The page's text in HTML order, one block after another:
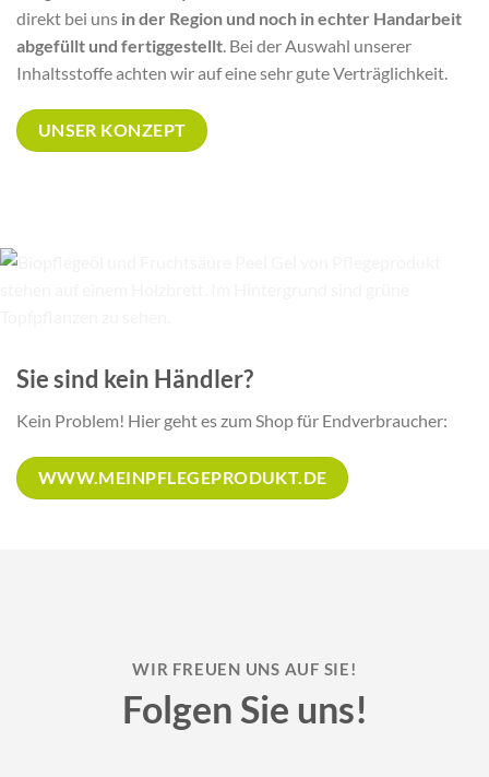
direkt bei uns in der Region und noch in echter Handarbeit
abgefüllt und fertiggestellt . Bei der Auswahl unserer
Inhaltsstoffe achten wir auf eine sehr gute Verträglichkeit.
UNSER KONZEPT
Sie sind kein Händler?
Kein Problem! Hier geht es zum Shop für Endverbraucher:
WWW.MEINPFLEGEPRODUKT.DE
WIR FREUEN UNS AUF SIE!
Folgen Sie uns!